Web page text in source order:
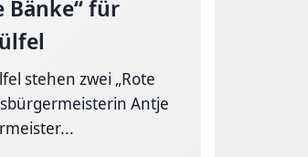
Bänke“ für
stehen zwei „Rote
Antje